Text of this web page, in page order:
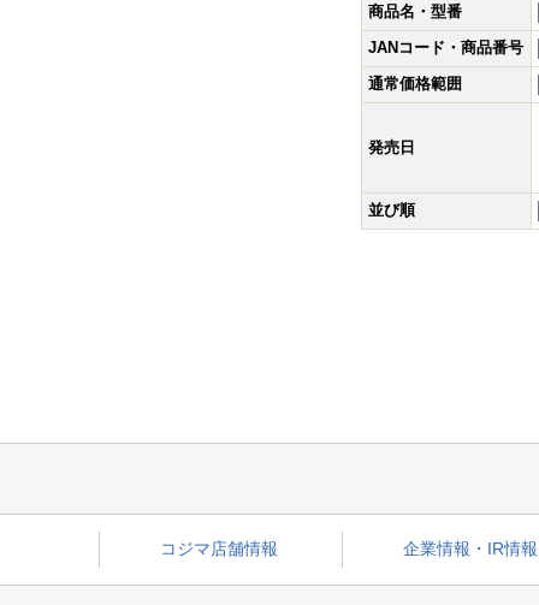
商品名・型番
JANコード・商品番号
通常価格範囲
発売日
並び順
コジマ店舗情報 企業情報・IR情報